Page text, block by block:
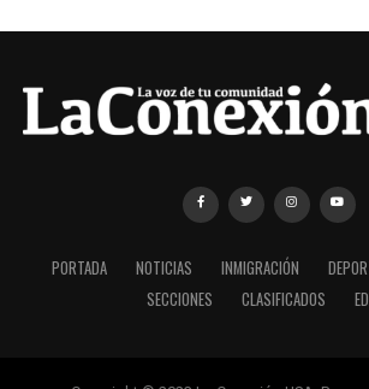
PORTADA NOTICIAS INMIGRACIÓN
SECCIONES
CLASIFICADOS